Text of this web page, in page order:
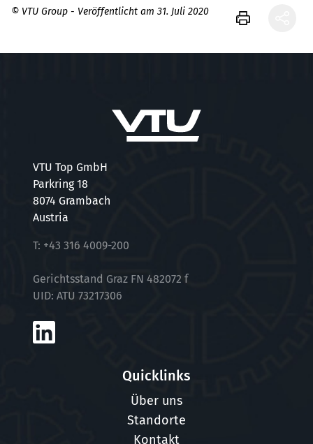
© VTU Group - Veröffentlicht am 31. Juli 2020
VTU Top GmbH
Parkring 18
8074 Grambach
Austria
T: +43 316 4009-200
Gerichtsstand Graz FN 482072 f
UID: ATU 73217306
Quicklinks
Über uns
Standorte
Kontakt